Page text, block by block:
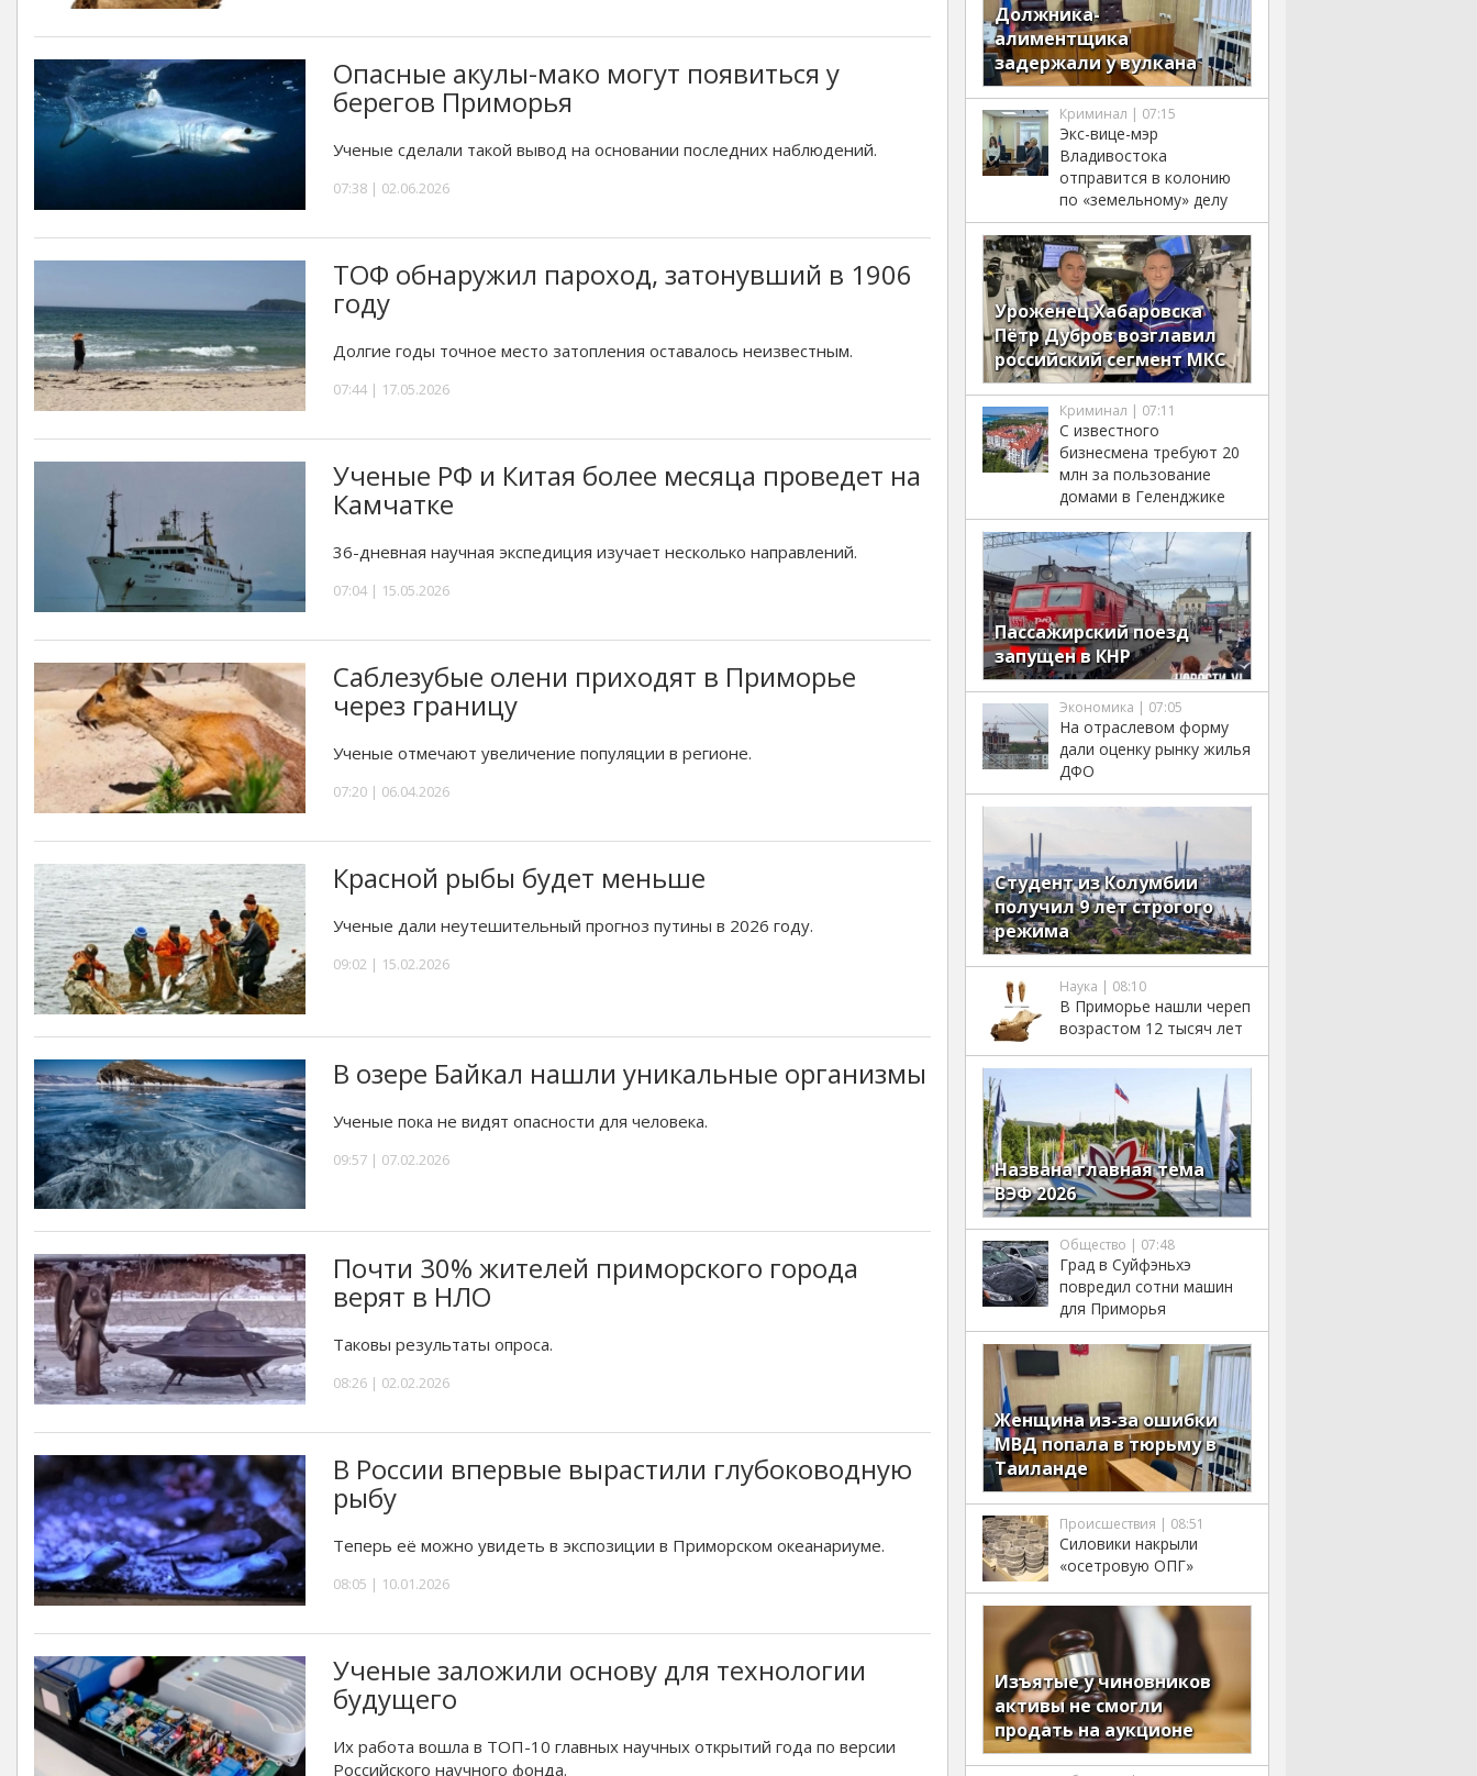
Опасные акулы-мако могут появиться у
берегов Приморья
Ученые сделали такой вывод на основании последних наблюдений.
07:38 | 02.06.2026
ТОФ обнаружил пароход, затонувший в 1906
году
Долгие годы точное место затопления оставалось неизвестным.
07:44 | 17.05.2026
Ученые РФ и Китая более месяца проведет на
Камчатке
36-дневная научная экспедиция изучает несколько направлений.
07:04 | 15.05.2026
Саблезубые олени приходят в Приморье
через границу
Ученые отмечают увеличение популяции в регионе.
07:20 | 06.04.2026
Красной рыбы будет меньше
Ученые дали неутешительный прогноз путины в 2026 году.
09:02 | 15.02.2026
В озере Байкал нашли уникальные организмы
Ученые пока не видят опасности для человека.
09:57 | 07.02.2026
Почти 30% жителей приморского города
верят в НЛО
Таковы результаты опроса.
08:26 | 02.02.2026
В России впервые вырастили глубоководную
рыбу
Теперь её можно увидеть в экспозиции в Приморском океанариуме.
08:05 | 10.01.2026
Ученые заложили основу для технологии
будущего
Их работа вошла в ТОП-10 главных научных открытий года по версии
Российского научного фонда.
Должника-
алиментщика
задержали у вулкана
Криминал | 07:15
Экс-вице-мэр
Владивостока
отправится в колонию
по «земельному» делу
Уроженец Хабаровска
Пётр Дубров возглавил
российский сегмент МКС
Криминал | 07:11
С известного
бизнесмена требуют 20
млн за пользование
домами в Геленджике
Пассажирский поезд
запущен в КНР
Экономика | 07:05
На отраслевом форму
дали оценку рынку жилья
ДФО
Студент из Колумбии
получил 9 лет строгого
режима
Наука | 08:10
В Приморье нашли череп
возрастом 12 тысяч лет
Названа главная тема
ВЭФ 2026
Общество | 07:48
Град в Суйфэньхэ
повредил сотни машин
для Приморья
Женщина из-за ошибки
МВД попала в тюрьму в
Таиланде
Происшествия | 08:51
Силовики накрыли
«осетровую ОПГ»
Изъятые у чиновников
активы не смогли
продать на аукционе